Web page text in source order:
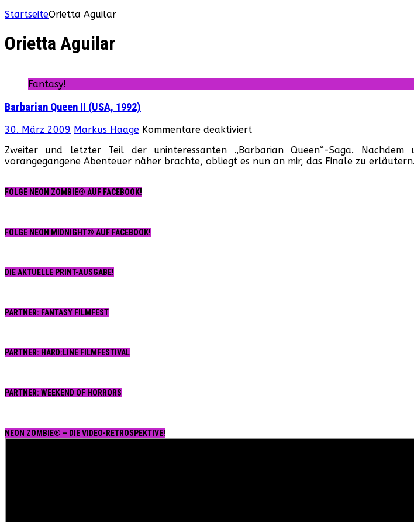
StartseiteOrietta Aguilar
Orietta Aguilar
Fantasy!
Barbarian Queen II (USA, 1992)
30. März 2009 Markus Haage Kommentare deaktiviertfür
Queen
II
Zweiter und letzter Teil der uninteressanten „Barbarian Queen“-Saga.
vorangegangene Abenteuer näher brachte, obliegt es nun an mir, das Finale zu
FOLGE NEON ZOMBIE® AUF FACEBOOK!
FOLGE NEON MIDNIGHT® AUF FACEBOOK!
DIE AKTUELLE PRINT-AUSGABE!
PARTNER: FANTASY FILMFEST
PARTNER: HARD:LINE FILMFESTIVAL
PARTNER: WEEKEND OF HORRORS
NEON ZOMBIE® – DIE VIDEO-RETROSPEKTIVE!